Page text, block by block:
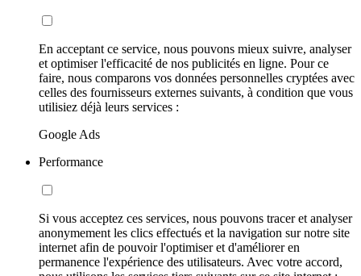
En acceptant ce service, nous pouvons mieux suivre, analyser
et optimiser l'efficacité de nos publicités en ligne. Pour ce
faire, nous comparons vos données personnelles cryptées avec
celles des fournisseurs externes suivants, à condition que vous
utilisiez déjà leurs services :
Google Ads
Performance
Si vous acceptez ces services, nous pouvons tracer et analyser
anonymement les clics effectués et la navigation sur notre site
internet afin de pouvoir l'optimiser et d'améliorer en
permanence l'expérience des utilisateurs. Avec votre accord,